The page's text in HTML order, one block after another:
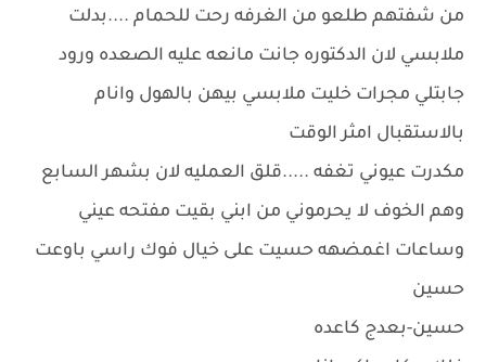
من شفتهم طلعو من الغرفه رحت للحمام ....بدلت
ملابسي لان الدكتوره جانت مانعه عليه الصعده ورود
جابتلي مجرات خليت ملابسي بيهن بالهول وانام
بالاستقبال امثر الوقت
مكدرت عيوني تغفه .....قلق العمليه لان بشهر السابع
وهم الخوف لا يحرموني من ابني بقيت مفتحه عيني
وساعات اغمضهه حسيت على خيال فوك راسي باوعت
حسين
حسين-بعدج كاعده